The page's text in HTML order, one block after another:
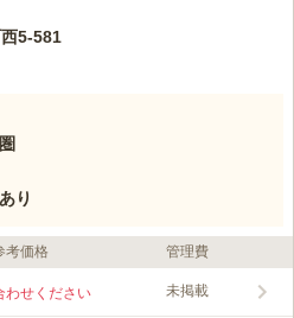
5-581
り
考価格 管理費
わせください 未掲載